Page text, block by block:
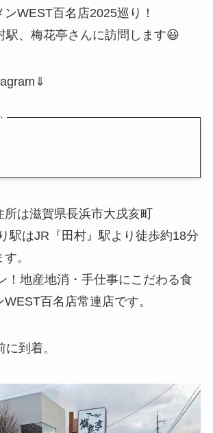
WEST百名店2025巡り！
駅、梅花亭さんに訪問します😃
は滋賀県長浜市大戌亥町
駅はJR『田村』駅より徒歩約18分
。
！地産地消・手仕事にこだわる食
百名店常連店です。
到着。